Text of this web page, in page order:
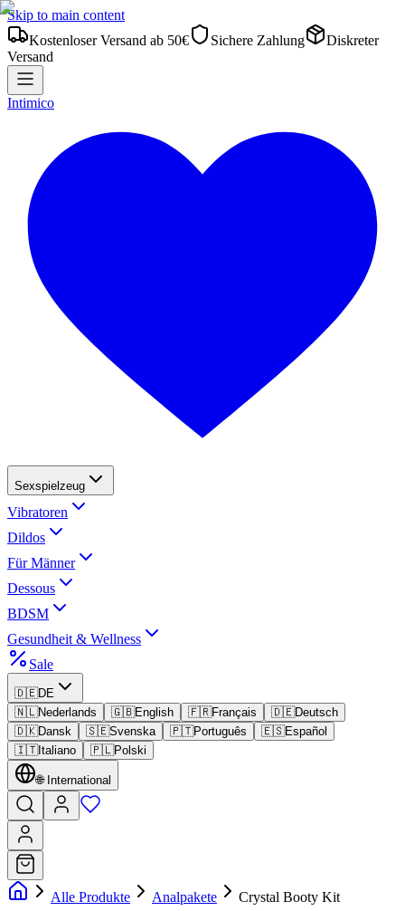
Skip to main content
Kostenloser Versand ab 50€
Sichere Zahlung
Diskreter
Versand
Intimico
Sexspielzeug
Vibratoren
Dildos
Für Männer
Dessous
BDSM
Gesundheit & Wellness
Sale
🇩🇪DE
🇳🇱Nederlands 🇬🇧English 🇫🇷Français 🇩🇪Deutsch
🇩🇰Dansk 🇸🇪Svenska 🇵🇹Português 🇪🇸Español
🇮🇹Italiano 🇵🇱Polski
🌐 International
Alle Produkte Analpakete Crystal Booty Kit